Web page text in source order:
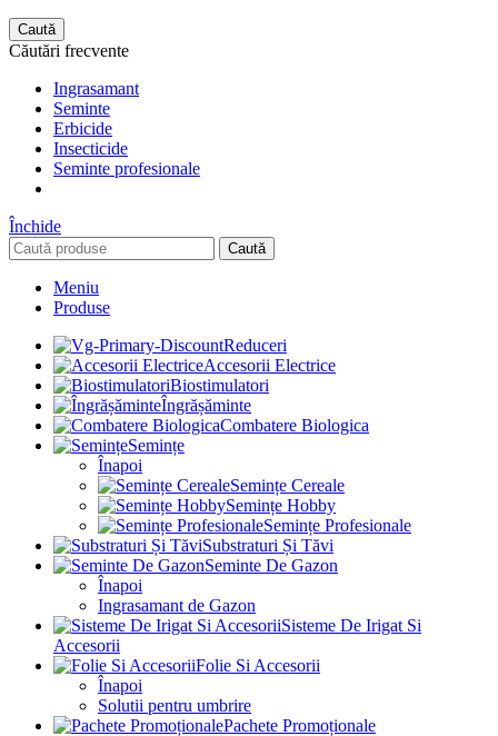
Caută
Căutări frecvente
Ingrasamant
Seminte
Erbicide
Insecticide
Seminte profesionale
Închide
Caută
Meniu
Produse
Reduceri
Accesorii Electrice
Biostimulatori
Îngrășăminte
Combatere Biologica
Semințe
Înapoi
Semințe Cereale
Semințe Hobby
Semințe Profesionale
Substraturi Și Tăvi
Seminte De Gazon
Înapoi
Ingrasamant de Gazon
Sisteme De Irigat Si
Accesorii
Folie Si Accesorii
Înapoi
Solutii pentru umbrire
Pachete Promoționale